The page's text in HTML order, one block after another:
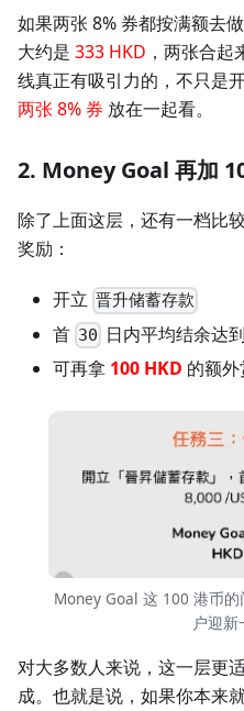
如果两张 8% 券都按满额去
大约是 333 HKD ，两张合起
线真正有吸引力的，不只是
两张 8% 券 放在一起看。
2. Money Goal 再加
除了上面这层，还有一档比
奖励：
开立 晋升储蓄存款
首 30 日内平均结余达
可再拿 100 HKD 的额外
Money Goal 这 100 港币
户迎新
对大多数人来说，这一层更
成。也就是说，如果你本来